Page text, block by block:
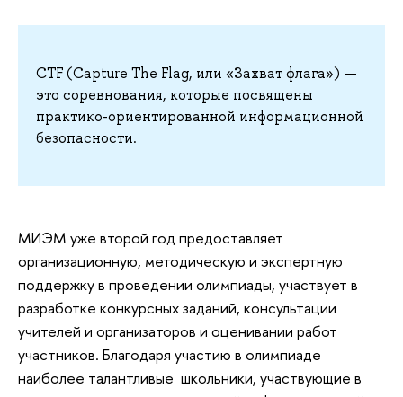
CTF (Capture The Flag, или «Захват флага») —
это соревнования, которые посвящены
практико-ориентированной информационной
безопасности.
МИЭМ уже второй год предоставляет
организационную, методическую и экспертную
поддержку в проведении олимпиады, участвует в
разработке конкурсных заданий, консультации
учителей и организаторов и оценивании работ
участников. Благодаря участию в олимпиаде
наиболее талантливые школьники, участвующие в